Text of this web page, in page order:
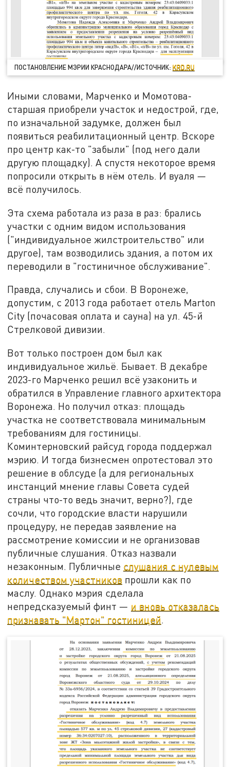
ПОСТАНОВЛЕНИЕ МЭРИИ КРАСНОДАРА//ИСТОЧНИК:KRD.RU
Иными словами, Марченко и Момотова-
старшая приобрели участок и недострой, где,
по изначальной задумке, должен был
появиться реабилитационный центр. Вскоре
про центр как-то "забыли" (под него дали
другую площадку). А спустя некоторое время
попросили открыть в нём отель. И вуаля —
всё получилось.
Эта схема работала из раза в раз: брались
участки с одним видом использования
("индивидуальное жилстроительство" или
другое), там возводились здания, а потом их
переводили в "гостиничное обслуживание".
Правда, случались и сбои. В Воронеже,
допустим, с 2013 года работает отель Marton
City (почасовая оплата и сауна) на ул. 45-й
Стрелковой дивизии.
Вот только построен дом был как
индивидуальное жильё. Бывает. В декабре
2023-го Марченко решил всё узаконить и
обратился в Управление главного архитектора
Воронежа. Но получил отказ: площадь
участка не соответствовала минимальным
требованиям для гостиницы.
Коминтерновский райсуд города поддержал
мэрию. И тогда бизнесмен опротестовал это
решение в облсуде (а для региональных
инстанций мнение главы Совета судей
страны что-то ведь значит, верно?), где
сочли, что городские власти нарушили
процедуру, не передав заявление на
рассмотрение комиссии и не организовав
публичные слушания. Отказ назвали
незаконным. Публичные слушания с нулевым
количеством участников прошли как по
маслу. Однако мэрия сделала
непредсказуемый финт — и вновь отказалась
признавать "Мартон" гостиницей.